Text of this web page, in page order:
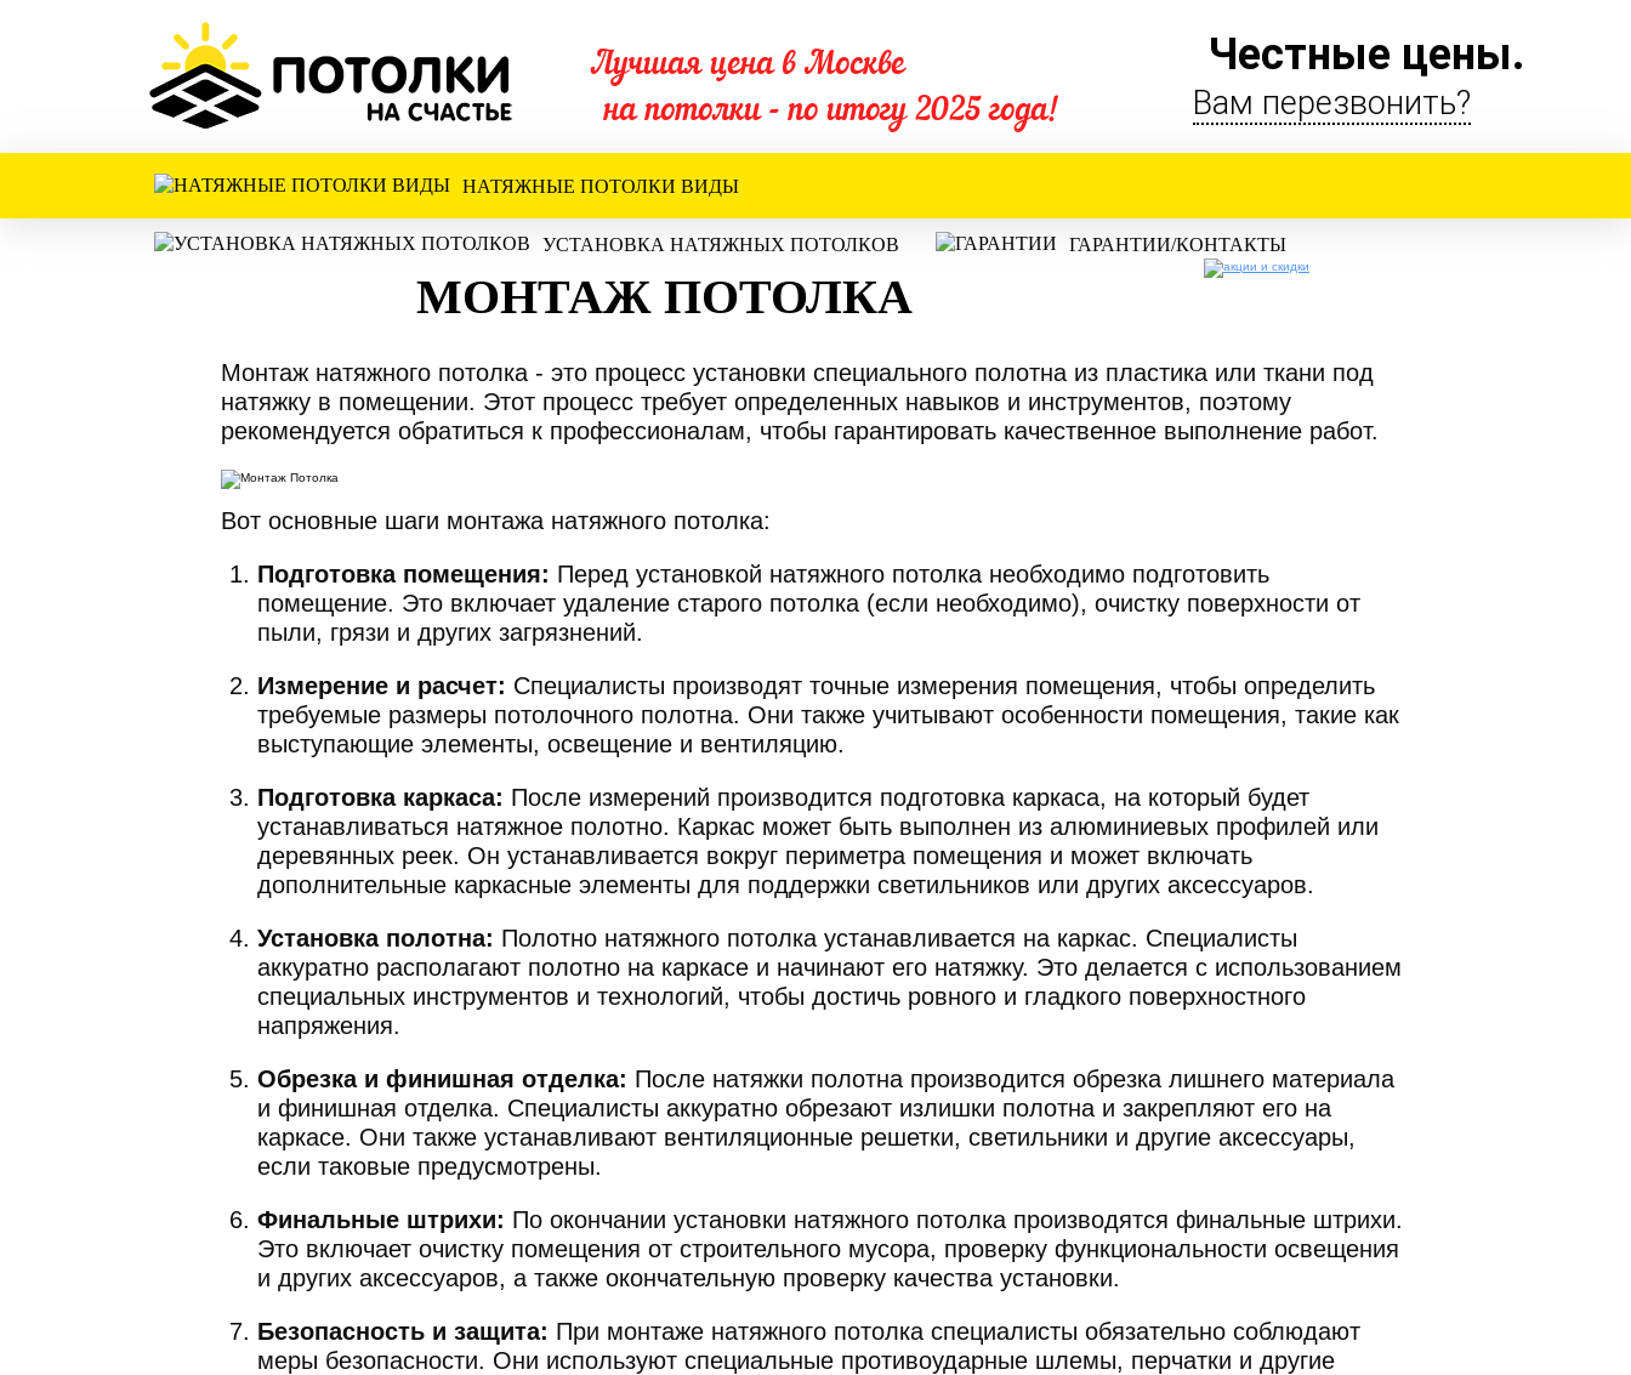
Лучшая цена в Москве
на потолки - по итогу 2025 года!
Честные цены.
Вам перезвонить?
НАТЯЖНЫЕ ПОТОЛКИ ВИДЫ
УСТАНОВКА НАТЯЖНЫХ ПОТОЛКОВ ГАРАНТИИ/КОНТАКТЫ
МОНТАЖ ПОТОЛКА
Монтаж натяжного потолка - это процесс установки специального полотна из пластика или ткани под
натяжку в помещении. Этот процесс требует определенных навыков и инструментов, поэтому
рекомендуется обратиться к профессионалам, чтобы гарантировать качественное выполнение работ.
Вот основные шаги монтажа натяжного потолка:
Подготовка помещения: Перед установкой натяжного потолка необходимо подготовить
помещение. Это включает удаление старого потолка (если необходимо), очистку поверхности от
пыли, грязи и других загрязнений.
Измерение и расчет: Специалисты производят точные измерения помещения, чтобы определить
требуемые размеры потолочного полотна. Они также учитывают особенности помещения, такие как
выступающие элементы, освещение и вентиляцию.
Подготовка каркаса: После измерений производится подготовка каркаса, на который будет
устанавливаться натяжное полотно. Каркас может быть выполнен из алюминиевых профилей или
деревянных реек. Он устанавливается вокруг периметра помещения и может включать
дополнительные каркасные элементы для поддержки светильников или других аксессуаров.
Установка полотна: Полотно натяжного потолка устанавливается на каркас. Специалисты
аккуратно располагают полотно на каркасе и начинают его натяжку. Это делается с использованием
специальных инструментов и технологий, чтобы достичь ровного и гладкого поверхностного
напряжения.
Обрезка и финишная отделка: После натяжки полотна производится обрезка лишнего материала
и финишная отделка. Специалисты аккуратно обрезают излишки полотна и закрепляют его на
каркасе. Они также устанавливают вентиляционные решетки, светильники и другие аксессуары,
если таковые предусмотрены.
Финальные штрихи: По окончании установки натяжного потолка производятся финальные штрихи.
Это включает очистку помещения от строительного мусора, проверку функциональности освещения
и других аксессуаров, а также окончательную проверку качества установки.
Безопасность и защита: При монтаже натяжного потолка специалисты обязательно соблюдают
меры безопасности. Они используют специальные противоударные шлемы, перчатки и другие